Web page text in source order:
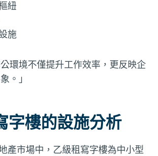
紐
施
公環境不僅提升工作效率，更反映企
。」
字樓的設施分析
產市場中，乙級租寫字樓為中小型